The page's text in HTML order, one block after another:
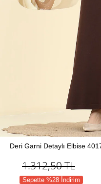
Deri Garni Detaylı Elbise
1.312,50TL
Sepette %28 İndirim